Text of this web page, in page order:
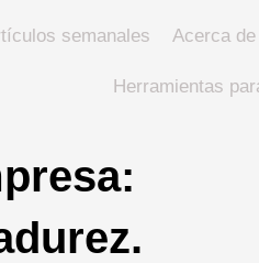
semanales Acerca
Herramientas